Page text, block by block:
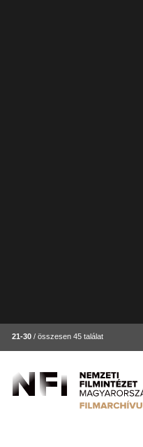
21-30 / összesen 45 találat